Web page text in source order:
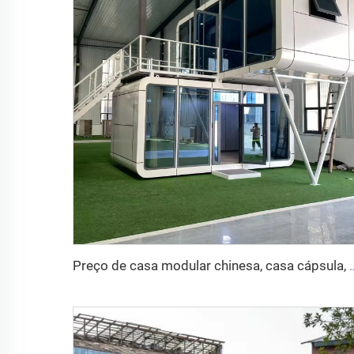
Preço de casa modular